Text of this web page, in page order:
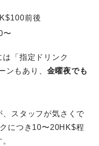
前後
〜
「指定ドリンク
ンもあり、 金曜夜でも
、スタッフが気さくで
につき10〜20HK$程